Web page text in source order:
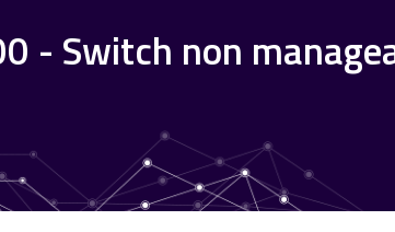
- Switch non